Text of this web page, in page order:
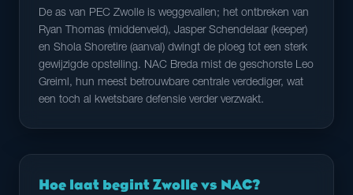
De as van PEC Zwolle is weggevallen; het ontbreken van
Ryan Thomas (middenveld), Jasper Schendelaar (keeper)
en Shola Shoretire (aanval) dwingt de ploeg tot een sterk
gewijzigde opstelling. NAC Breda mist de geschorste Leo
Greiml, hun meest betrouwbare centrale verdediger, wat
een toch al kwetsbare defensie verder verzwakt.
Hoe laat begint Zwolle vs NAC?